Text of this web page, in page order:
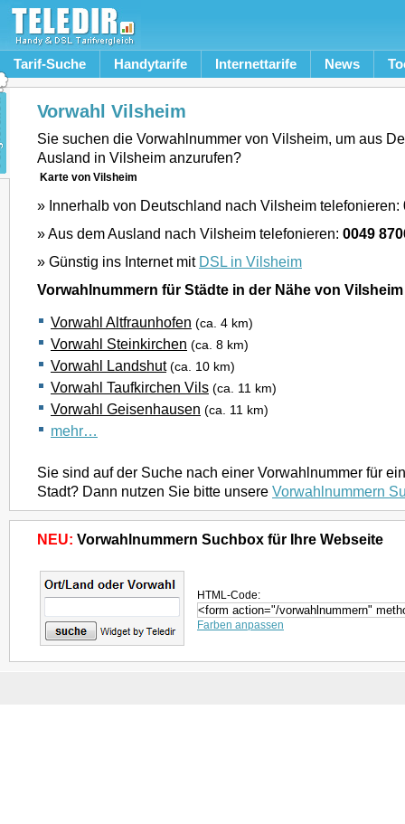
Tarif-Suche Handytarife Internettarife News
Vorwahl Vilsheim
Sie suchen die Vorwahlnummer von Vilsheim, um aus
Ausland in Vilsheim anzurufen?
Karte von Vilsheim
» Innerhalb von Deutschland nach Vilsheim telefonieren:
» Aus dem Ausland nach Vilsheim telefonieren: 0049
» Günstig ins Internet mit DSL in Vilsheim
Vorwahlnummern für Städte in der Nähe von Vilsheim
Vorwahl Altfraunhofen (ca. 4 km)
Vorwahl Steinkirchen (ca. 8 km)
Vorwahl Landshut (ca. 10 km)
Vorwahl Taufkirchen Vils (ca. 11 km)
Vorwahl Geisenhausen (ca. 11 km)
mehr…
Sie sind auf der Suche nach einer Vorwahlnummer für
Stadt? Dann nutzen Sie bitte unsere Vorwahlnummern
NEU: Vorwahlnummern Suchbox für Ihre Webseite
HTML-Code:
Farben anpassen